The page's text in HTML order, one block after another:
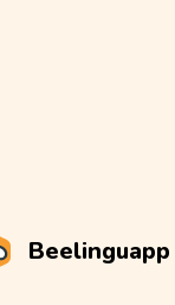
Beelinguapp